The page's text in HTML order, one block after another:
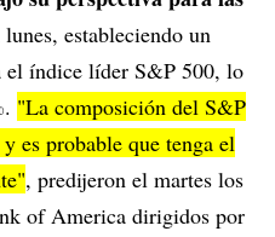
estableciendo un
el índice líder S&P 500, lo
"La composición del S&P
es probable que tenga el
, predijeron el martes los
of America dirigidos por